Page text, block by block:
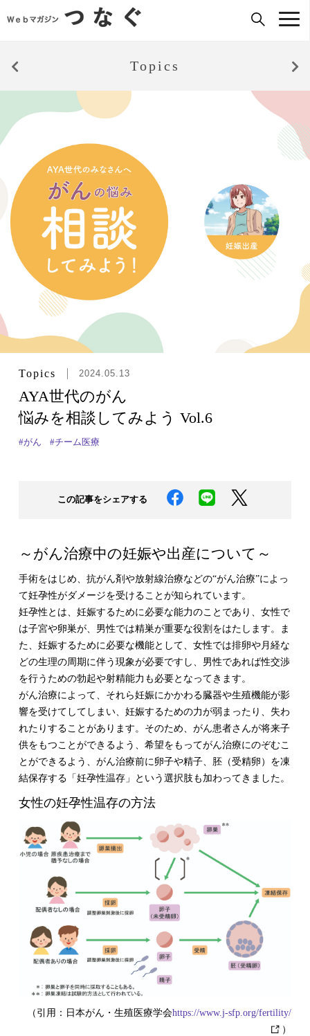
Topics
Topics 2024.05.13
AYA世代のがん
悩みを相談してみよう Vol.6
#がん #チーム医療
この記事をシェアする
～がん治療中の妊娠や出産について～
手術をはじめ、抗がん剤や放射線治療などの“がん治療”によっ
て妊孕性がダメージを受けることが知られています。
妊孕性とは、妊娠するために必要な能力のことであり、女性で
は子宮や卵巣が、男性では精巣が重要な役割をはたします。ま
た、妊娠するために必要な機能として、女性では排卵や月経な
どの生理の周期に伴う現象が必要ですし、男性であれば性交渉
を行うための勃起や射精能力も必要となってきます。
がん治療によって、それら妊娠にかかわる臓器や生殖機能が影
響を受けてしてしまい、妊娠するための力が弱まったり、失わ
れたりすることがあります。そのため、がん患者さんが将来子
供をもつことができるよう、希望をもってがん治療にのぞむこ
とができるよう、がん治療前に卵子や精子、胚（受精卵）を凍
結保存する「妊孕性温存」という選択肢も加わってきました。
女性の妊孕性温存の方法
（引用：日本がん・生殖医療学会https://www.j-sfp.org/fertility/
）